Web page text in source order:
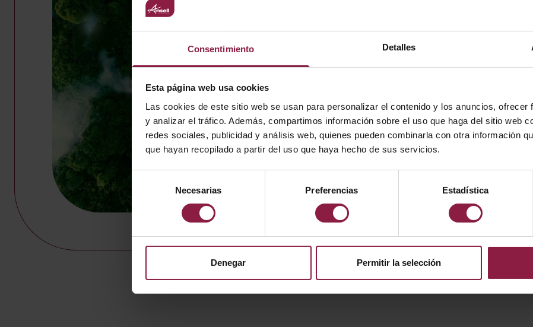
Consentimiento Detalles
Esta página web usa cookies
Las cookies de este sitio web se usan para personalizar el contenido y los anuncios, ofrecer
y analizar el tráfico. Además, compartimos información sobre el uso que haga del sitio web
redes sociales, publicidad y análisis web, quienes pueden combinarla con otra información
que hayan recopilado a partir del uso que haya hecho de sus servicios.
consentimiento
Necesarias Preferencias Estadística
Denegar Permitir la selección
Hacer
en cuanto a
NuestroGreen team, un
la sostenibilidad dentro
hacer las cosas, buscando
retándonos a hacer más con